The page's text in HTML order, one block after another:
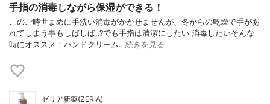
手指の消毒しながら保湿ができる！
このご時世まめに手洗い消毒がかかせませんが、冬からの乾燥で手があ
れてしまう事もしばしば..?でも手指は清潔にしたい 消毒したいそんな
時にオススメ！ハンドクリーム…続きを見る
ゼリア新薬(ZERIA)